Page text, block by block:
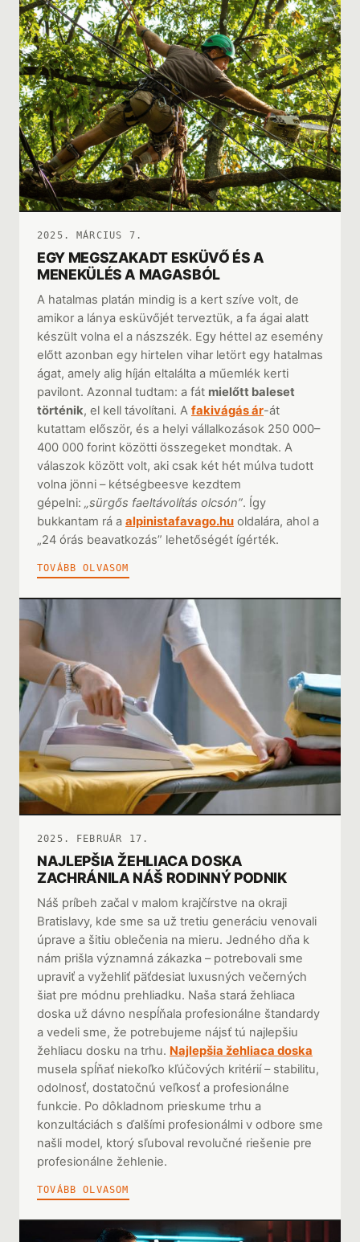
2025. MÁRCIUS 7.
EGY MEGSZAKADT ESKÜVŐ ÉS A
MENEKÜLÉS A MAGASBÓL
A hatalmas platán mindig is a kert szíve volt, de
amikor a lánya esküvőjét terveztük, a fa ágai alatt
készült volna el a nászszék. Egy héttel az esemény
előtt azonban egy hirtelen vihar letört egy hatalmas
ágat, amely alig híján eltalálta a műemlék kerti
pavilont. Azonnal tudtam: a fát mielőtt baleset
történik, el kell távolítani. A fakivágás ár-át
kutattam először, és a helyi vállalkozások 250 000–
400 000 forint közötti összegeket mondtak. A
válaszok között volt, aki csak két hét múlva tudott
volna jönni – kétségbeesve kezdtem
gépelni: „sürgős faeltávolítás olcsón”. Így
bukkantam rá a alpinistafavago.hu oldalára, ahol a
„24 órás beavatkozás” lehetőségét ígérték.
TOVÁBB OLVASOM
2025. FEBRUÁR 17.
NAJLEPŠIA ŽEHLIACA DOSKA
ZACHRÁNILA NÁŠ RODINNÝ PODNIK
Náš príbeh začal v malom krajčírstve na okraji
Bratislavy, kde sme sa už tretiu generáciu venovali
úprave a šitiu oblečenia na mieru. Jedného dňa k
nám prišla významná zákazka – potrebovali sme
upraviť a vyžehliť päťdesiat luxusných večerných
šiat pre módnu prehliadku. Naša stará žehliaca
doska už dávno nespĺňala profesionálne štandardy
a vedeli sme, že potrebujeme nájsť tú najlepšiu
žehliacu dosku na trhu. Najlepšia žehliaca doska
musela spĺňať niekoľko kľúčových kritérií – stabilitu,
odolnosť, dostatočnú veľkosť a profesionálne
funkcie. Po dôkladnom prieskume trhu a
konzultáciách s ďalšími profesionálmi v odbore sme
našli model, ktorý sľuboval revolučné riešenie pre
profesionálne žehlenie.
TOVÁBB OLVASOM